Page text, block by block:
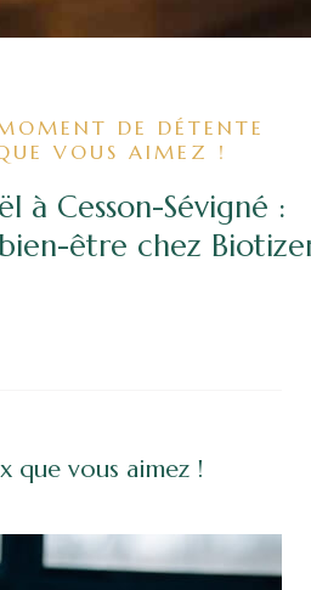
DE DÉTENTE
VOUS AIMEZ !
à Cesson-Sévigné :
être chez
que vous aimez !